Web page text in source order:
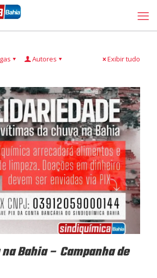
Autores Exibir tudo
Bahia – Campanha de